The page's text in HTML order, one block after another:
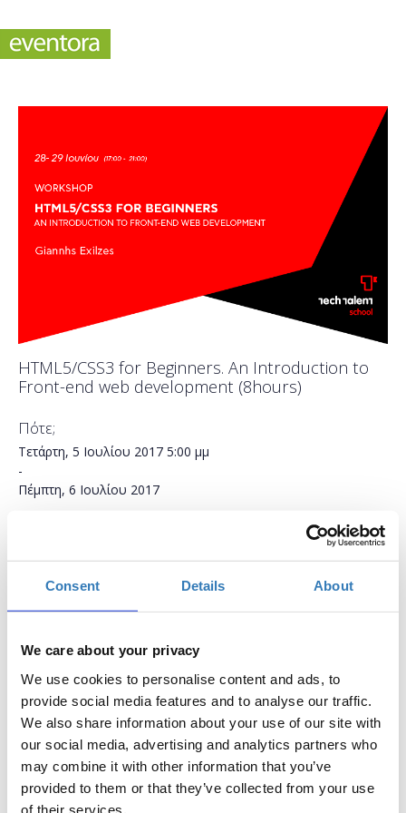
Consent Details About
We care about your privacy
We use cookies to personalise content and ads, to
provide social media features and to analyse our traffic.
We also share information about your use of our site with
our social media, advertising and analytics partners who
may combine it with other information that you’ve
provided to them or that they’ve collected from your use
of their services.
HTML5/CSS3 for Beginners. An Introduction to
Front-end web development (8hours)
Πότε;
Τετάρτη, 5 Ιουλίου 2017 5:00 μμ
-
Πέμπτη, 6 Ιουλίου 2017
Ποια είναι τα βασικά στοιχεία μιας ιστοσελίδας και
πώς την κατασκευάζουμε με τη χρήση κώδικα HTML;